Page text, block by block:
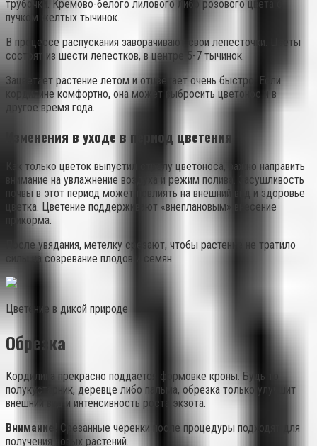
трубочки. Кремово-белого лилового либо розового цвета с
пучком желтых тычинок.
В процессе распускания заворачивают свои лепесточки. Цветы
состоят из шести лепестков, в центре 5-7 тычинок.
Зацветает растение летом и отцветает очень быстро. Если
кордилине комфортно, она может выбросить цветонос и в
другое время года.
Изменения в уходе в период цветения
Как только цветок выпустил стрелу цветоноса, важно направить
внимание на увлажнение воздуха и режим полива. Засушливость
почвы в этот период может повлиять на внешний вид и здоровье
цветка. Цветение поддерживают «внеплановым» внесение
прикорма.
После увядания, метелку срезают, чтобы растение не тратило
силы на созревание плодов и семян.
Цветение в дикой природе
Обрезка
Кордилина прекрасно поддается формовке кроны. Будь то
полукустарник, деревце либо пальма, обрезка только улучшит
внешний вид и интенсивность роста экзота.
Внимание!
Срезанные черенки после процедуры подходят для
получения новых растений.